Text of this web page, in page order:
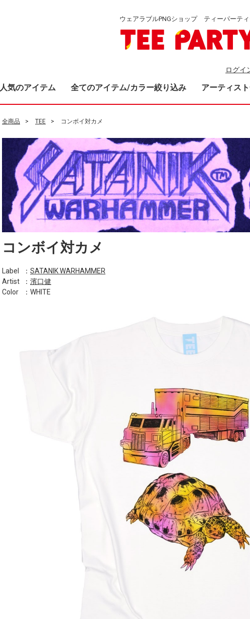
ウェアラブルPNGショップ ティーパーテ
ログイ
人気のアイテム 全てのアイテム/カラー絞り込み アーティス
全商品 TEE コンボイ対カメ
コンボイ対カメ
Label ： SATANIK WARHAMMER
Artist
： 濱口健
Color
：WHITE